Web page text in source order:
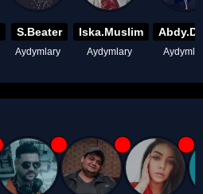
S.Beater
Aydymlary
Iska.Muslim
Aydymlary